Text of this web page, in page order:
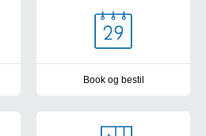
Book og bestil